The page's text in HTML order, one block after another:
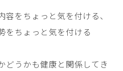
をちょっと気を付ける、
をちょっと気を付ける
どうかも健康と関係してき